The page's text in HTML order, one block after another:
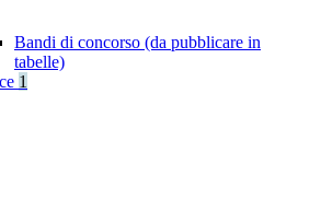
Bandi di concorso (da pubblicare in
tabelle)
1